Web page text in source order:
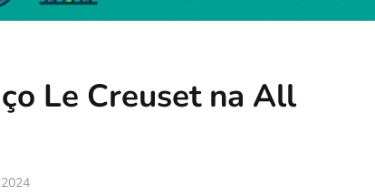
Le Creuset na All